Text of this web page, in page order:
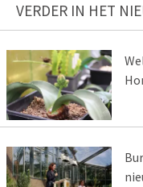
VERDER IN HET